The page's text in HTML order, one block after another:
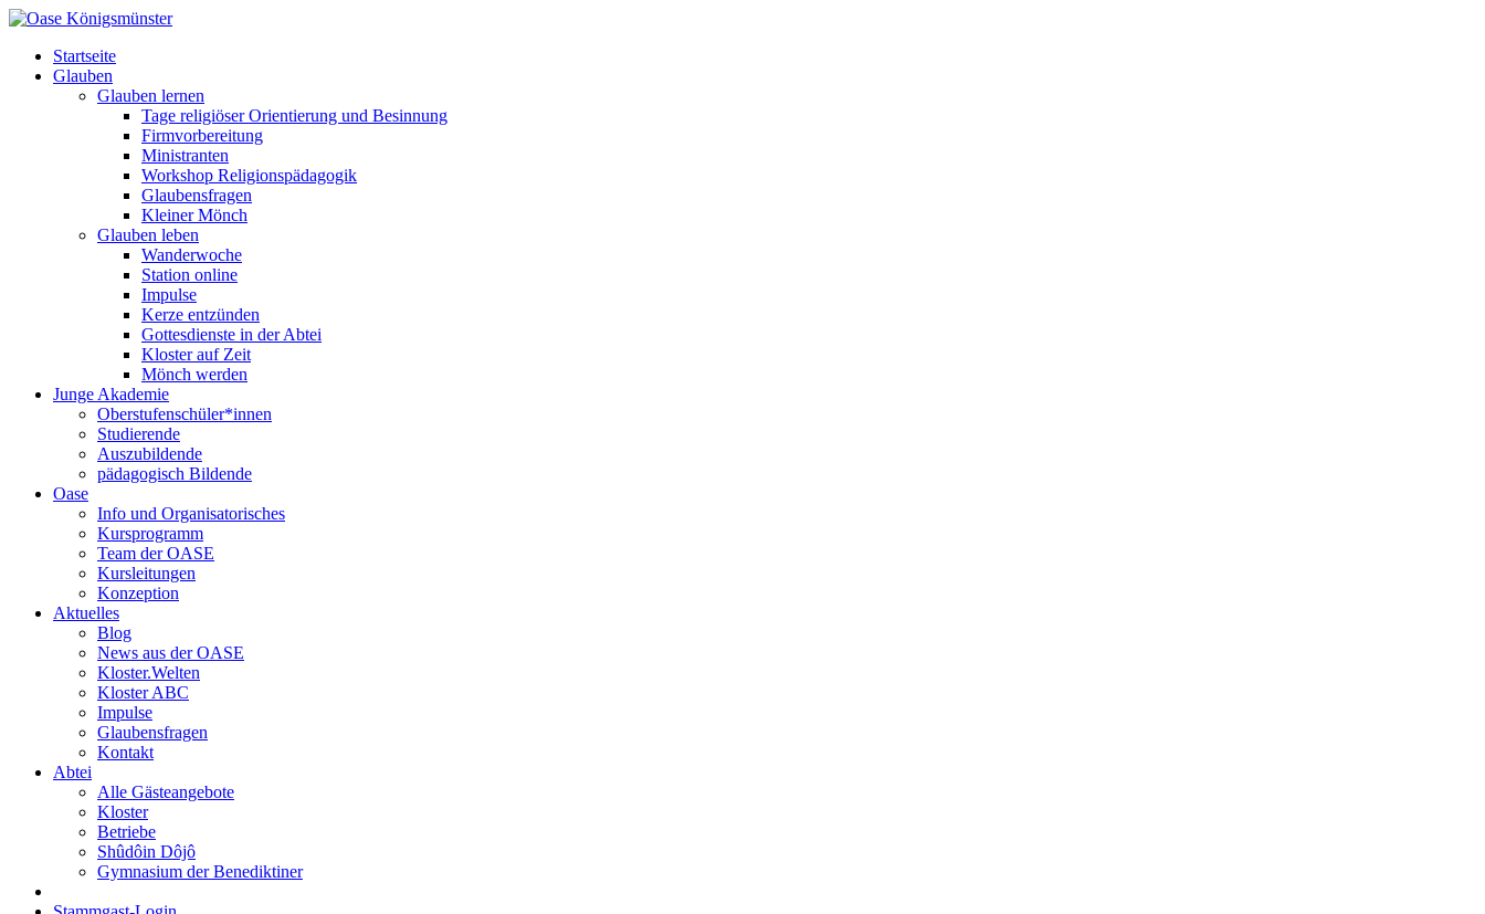
Startseite
Glauben
Glauben lernen
Tage religiöser Orientierung und Besinnung
Firmvorbereitung
Ministranten
Workshop Religionspädagogik
Glaubensfragen
Kleiner Mönch
Glauben leben
Wanderwoche
Station online
Impulse
Kerze entzünden
Gottesdienste in der Abtei
Kloster auf Zeit
Mönch werden
Junge Akademie
Oberstufenschüler*innen
Studierende
Auszubildende
pädagogisch Bildende
Oase
Info und Organisatorisches
Kursprogramm
Team der OASE
Kursleitungen
Konzeption
Aktuelles
Blog
News aus der OASE
Kloster.Welten
Kloster ABC
Impulse
Glaubensfragen
Kontakt
Abtei
Alle Gästeangebote
Kloster
Betriebe
Shûdôin Dôjô
Gymnasium der Benediktiner